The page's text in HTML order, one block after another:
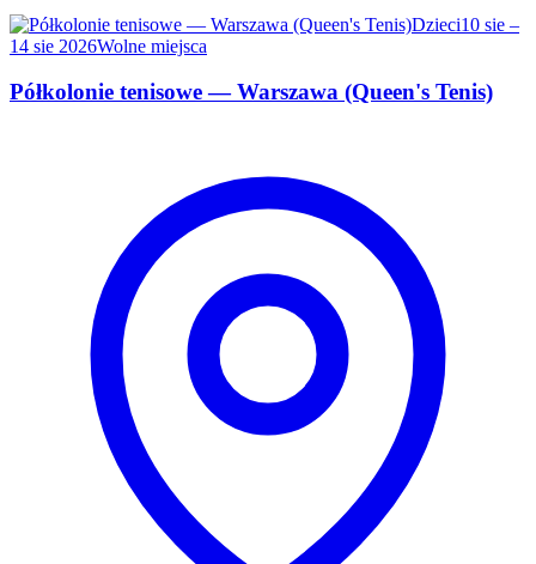
Dzieci10 sie –
14 sie 2026Wolne miejsca
Półkolonie tenisowe — Warszawa (Queen's Tenis)